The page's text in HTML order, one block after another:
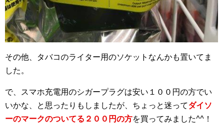
その他、タバコのライター用のソケットなんかも置いてま
した。
で、スマホ充電用のシガープラグは安い１００円の方でい
いかな、と思ったりもしましたが、ちょっと迷ってダイソ
ーのマークのついてる２００円の方を買ってみました^^！